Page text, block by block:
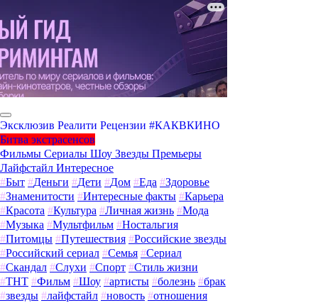
Эксклюзив Реалити Рецензии #КАКВКИНО
Битва экстрасенсов
Фильмы Сериалы Шоу Звезды Премьеры
Лайфстайл Интересное
#Быт #Деньги #Дети #Дом #Еда #Здоровье
#Знаменитости #Интересные факты #Карьера
#Красота #Культура #Личная жизнь #Мода
#Музыка #Мультфильм #Ностальгия
#Питомцы #Путешествия #Российские звезды
#Российский сериал #Семья #Сериал
#Скандал #Слухи #Спорт #Стиль жизни
#ТНТ #Фильм #Шоу #артисты #болезнь #брак
#звезды #лайфстайл #новость #отношения